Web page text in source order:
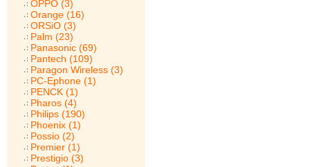
OPPO (3)
Orange (16)
ORSiO (3)
Palm (23)
Panasonic (69)
Pantech (109)
Paragon Wireless (3)
PC-Ephone (1)
PENCK (1)
Pharos (4)
Philips (190)
Phoenix (1)
Possio (2)
Premier (1)
Prestigio (3)